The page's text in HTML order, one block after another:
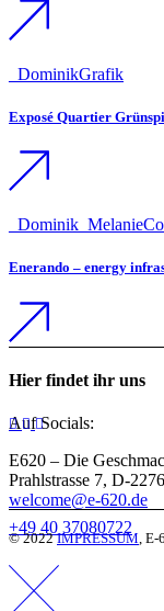
_DominikGrafik
Exposé Quartier
_Dominik _Melanie
Enerando – energy
Hier findet ihr uns
Auf Socials:
E620 – Die
Prahlstrasse 7, D-
welcome@e-620.de
+49 40 37080722
© 2022IMPRESSUM, E-